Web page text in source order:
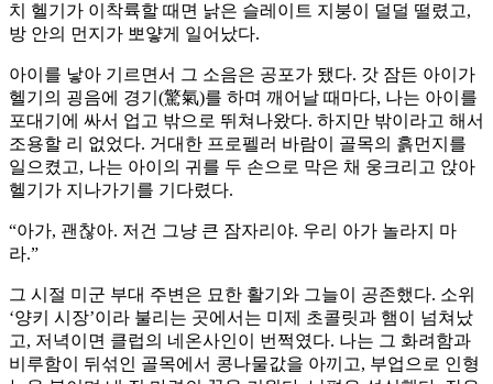
치 헬기가 이착륙할 때면 낡은 슬레이트 지붕이 덜덜 떨렸고,
방 안의 먼지가 뽀얗게 일어났다.
아이를 낳아 기르면서 그 소음은 공포가 됐다. 갓 잠든 아이가
헬기의 굉음에 경기(驚氣)를 하며 깨어날 때마다, 나는 아이를
포대기에 싸서 업고 밖으로 뛰쳐나왔다. 하지만 밖이라고 해서
조용할 리 없었다. 거대한 프로펠러 바람이 골목의 흙먼지를
일으켰고, 나는 아이의 귀를 두 손으로 막은 채 웅크리고 앉아
헬기가 지나가기를 기다렸다.
“아가, 괜찮아. 저건 그냥 큰 잠자리야. 우리 아가 놀라지 마
라.”
그 시절 미군 부대 주변은 묘한 활기와 그늘이 공존했다. 소위
‘양키 시장’이라 불리는 곳에서는 미제 초콜릿과 햄이 넘쳐났
고, 저녁이면 클럽의 네온사인이 번쩍였다. 나는 그 화려함과
비루함이 뒤섞인 골목에서 콩나물값을 아끼고, 부업으로 인형